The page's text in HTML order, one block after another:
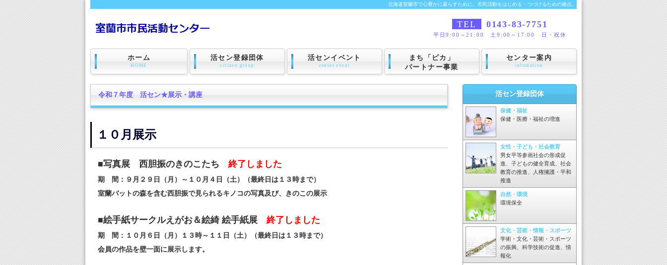
北海道室蘭市で心豊かに暮らすために。市民活動をはじめる・つづけるための拠点。
TEL 0143-83-7751
平日9:00～21:00 土9:00～17:00 日・祝休
ホーム
HOME
活セン登録団体
citizen group
活センイベント
center event
まち「ピカ」
パートナー事業
センター案内
infomation
令和７年度 活セン★展示・講座
１０月展示
■写真展 西胆振のきのこたち 終了しました
期 間：９月２９日（月）～１０月４日（土）（最終日は１３時まで）
室蘭バットの森を含む西胆振で見られるキノコの写真及び、きのこの展示
■絵手紙サークルえがお＆絵綺 絵手紙展 終了しました
期 間：１０月６日（月）１３時～１１日（土）（最終日は１３時まで）
会員の作品を壁一面に展示します。
活セン登録団体
保健・福祉
保健・医療・福祉の増進
女性・子ども・社会教育
男女平等参画社会の形成促
進、子どもの健全育成、社会
教育の推進、人権擁護・平和
推進
自然・環境
環境保全
文化・芸術・情報・スポーツ
学術・文化・芸術・スポーツ
の振興、科学技術の促進、情
報化